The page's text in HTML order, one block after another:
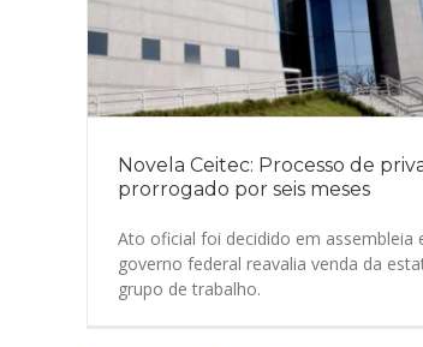
Novela Ceitec: Processo de
prorrogado por seis meses
Ato oficial foi decidido em assembleia
governo federal reavalia venda da
grupo de trabalho.